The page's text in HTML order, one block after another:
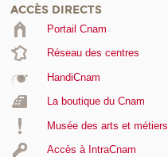
ACCÈS DIRECTS
Portail Cnam
Réseau des centres
HandiCnam
La boutique du Cnam
Musée des arts et métiers
Accès à IntraCnam